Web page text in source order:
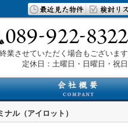
業させていただく場合もございます
定休日：土曜日・日曜日・祝日
ル（アイロット）